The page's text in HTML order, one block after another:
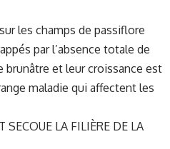
les champs de passiflore
par l’absence totale de
et leur croissance est
maladie qui affectent les
SECOUE LA FILIÈRE DE LA